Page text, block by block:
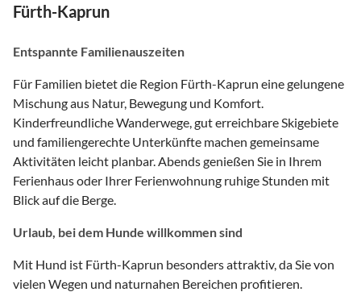
Fürth-Kaprun
Entspannte Familienauszeiten
Für Familien bietet die Region Fürth-Kaprun eine gelungene
Mischung aus Natur, Bewegung und Komfort.
Kinderfreundliche Wanderwege, gut erreichbare Skigebiete
und familiengerechte Unterkünfte machen gemeinsame
Aktivitäten leicht planbar. Abends genießen Sie in Ihrem
Ferienhaus oder Ihrer Ferienwohnung ruhige Stunden mit
Blick auf die Berge.
Urlaub, bei dem Hunde willkommen sind
Mit Hund ist Fürth-Kaprun besonders attraktiv, da Sie von
vielen Wegen und naturnahen Bereichen profitieren.